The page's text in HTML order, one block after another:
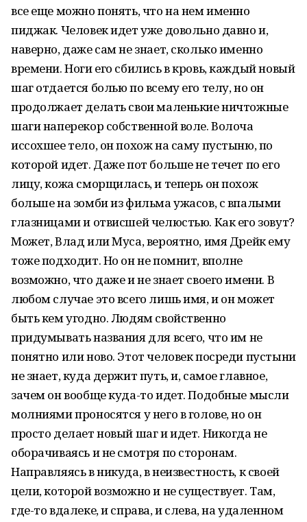
все еще можно понять, что на нем именно
пиджак. Человек идет уже довольно давно и,
наверно, даже сам не знает, сколько именно
времени. Ноги его сбились в кровь, каждый новый
шаг отдается болью по всему его телу, но он
продолжает делать свои маленькие ничтожные
шаги наперекор собственной воле. Волоча
иссохшее тело, он похож на саму пустыню, по
которой идет. Даже пот больше не течет по его
лицу, кожа сморщилась, и теперь он похож
больше на зомби из фильма ужасов, с впалыми
глазницами и отвисшей челюстью. Как его зовут?
Может, Влад или Муса, вероятно, имя Дрейк ему
тоже подходит. Но он не помнит, вполне
возможно, что даже и не знает своего имени. В
любом случае это всего лишь имя, и он может
быть кем угодно. Людям свойственно
придумывать названия для всего, что им не
понятно или ново. Этот человек посреди пустыни
не знает, куда держит путь, и, самое главное,
зачем он вообще куда-то идет. Подобные мысли
молниями проносятся у него в голове, но он
просто делает новый шаг и идет. Никогда не
оборачиваясь и не смотря по сторонам.
Направляясь в никуда, в неизвестность, к своей
цели, которой возможно и не существует. Там,
где-то вдалеке, и справа, и слева, на удаленном